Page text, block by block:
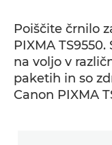
Poiščite črnilo
PIXMA
na voljo v
paketih in so
Canon PIXMA